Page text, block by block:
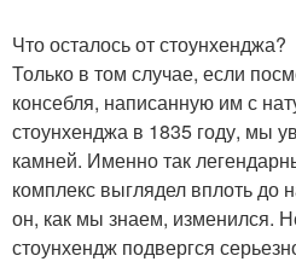
Что осталось от стоунхенджа?
Только в том случае, если
консебля, написанную им с
стоунхенджа в 1835 году, мы
камней. Именно так
комплекс выглядел вплоть до
он, как мы знаем, изменился.
стоунхендж подвергся